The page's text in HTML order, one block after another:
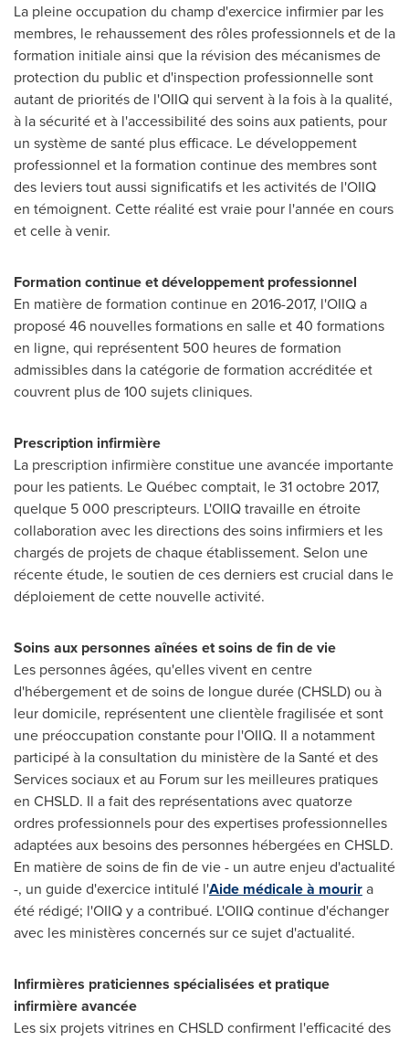
La pleine occupation du champ d'exercice infirmier par les
membres, le rehaussement des rôles professionnels et de la
formation initiale ainsi que la révision des mécanismes de
protection du public et d'inspection professionnelle sont
autant de priorités de l'OIIQ qui servent à la fois à la qualité,
à la sécurité et à l'accessibilité des soins aux patients, pour
un système de santé plus efficace. Le développement
professionnel et la formation continue des membres sont
des leviers tout aussi significatifs et les activités de l'OIIQ
en témoignent. Cette réalité est vraie pour l'année en cours
et celle à venir.
Formation continue et développement professionnel
En matière de formation continue en 2016-2017, l'OIIQ a
proposé 46 nouvelles formations en salle et 40 formations
en ligne, qui représentent 500 heures de formation
admissibles dans la catégorie de formation accréditée et
couvrent plus de 100 sujets cliniques.
Prescription infirmière
La prescription infirmière constitue une avancée importante
pour les patients. Le Québec comptait, le 31 octobre 2017,
quelque 5 000 prescripteurs. L'OIIQ travaille en étroite
collaboration avec les directions des soins infirmiers et les
chargés de projets de chaque établissement. Selon une
récente étude, le soutien de ces derniers est crucial dans le
déploiement de cette nouvelle activité.
Soins aux personnes aînées et soins de fin de vie
Les personnes âgées, qu'elles vivent en centre
d'hébergement et de soins de longue durée (CHSLD) ou à
leur domicile, représentent une clientèle fragilisée et sont
une préoccupation constante pour l'OIIQ. Il a notamment
participé à la consultation du ministère de la Santé et des
Services sociaux et au Forum sur les meilleures pratiques
en CHSLD. Il a fait des représentations avec quatorze
ordres professionnels pour des expertises professionnelles
adaptées aux besoins des personnes hébergées en CHSLD.
En matière de soins de fin de vie - un autre enjeu d'actualité
-, un guide d'exercice intitulé l'Aide médicale à mourira
été rédigé; l'OIIQ y a contribué. L'OIIQ continue d'échanger
avec les ministères concernés sur ce sujet d'actualité.
Infirmières praticiennes spécialisées et pratique
infirmière avancée
Les six projets vitrines en CHSLD confirment l'efficacité des